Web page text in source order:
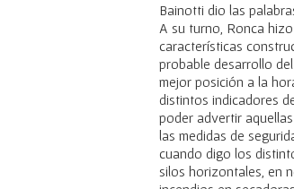
Bainotti dio las
A su turno, Ronca
características
probable desarrollo
mejor posición a la
distintos indicadores
poder advertir
las medidas de
cuando digo los
silos horizontales, en